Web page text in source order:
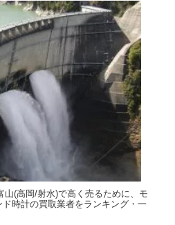
山(高岡/射水)で高く売るために、モ
時計の買取業者をランキング・一